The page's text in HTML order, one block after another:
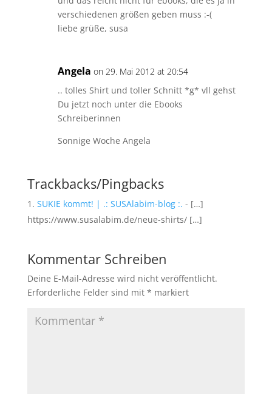
verschiedenen größen geben muss :-(
liebe grüße, susa
Angela on 29. Mai 2012 at 20:54
.. tolles Shirt und toller Schnitt *g* vll gehst
Du jetzt noch unter die Ebooks
Schreiberinnen
Sonnige Woche Angela
Trackbacks/Pingbacks
SUKIE kommt! | .: SUSAlabim-blog :. - […]
https://www.susalabim.de/neue-shirts/ […]
Kommentar Schreiben
Deine E-Mail-Adresse wird nicht veröffentlicht.
Erforderliche Felder sind mit * markiert